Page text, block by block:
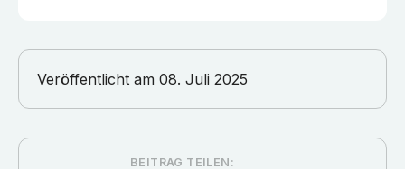
Veröffentlicht am 08. Juli 2025
BEITRAG TEILEN: